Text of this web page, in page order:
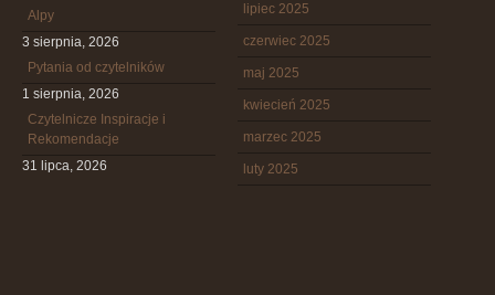
Alpy
3 sierpnia, 2026
Pytania od czytelników
1 sierpnia, 2026
Czytelnicze Inspiracje i
Rekomendacje
31 lipca, 2026
lipiec 2025
czerwiec 2025
maj 2025
kwiecień 2025
marzec 2025
luty 2025